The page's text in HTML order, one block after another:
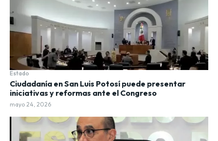
Estado
Ciudadanía en San Luis Potosí puede presentar
iniciativas y reformas ante el Congreso
mayo 24, 2026